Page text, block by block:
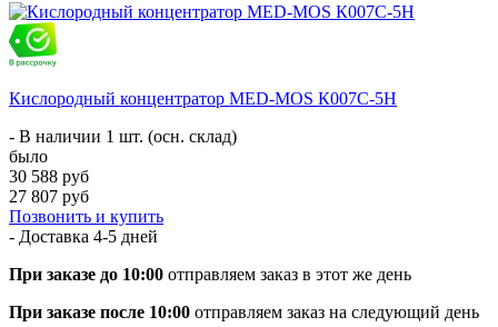
Кислородный концентратор MED-MOS К007С-5Н
- В наличии 1 шт. (осн. склад)
было
30 588 руб
27 807 руб
Позвонить и купить
- Доставка 4-5 дней
При заказе до 10:00 отправляем заказ в этот же день
При заказе после 10:00 отправляем заказ на следующий день